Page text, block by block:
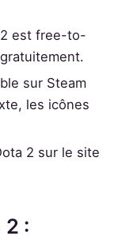
2 est free-to-
sur Steam
les icônes
2 sur le site
: